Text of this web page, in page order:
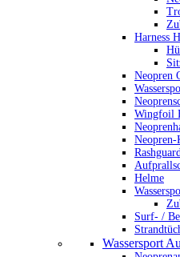
Harness
Neopren
Wingfoil
Neopren-
Helme
Surf- /
Wassersport